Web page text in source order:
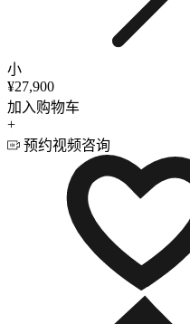
小
¥27,900
加入购物车
+
预约视频咨询